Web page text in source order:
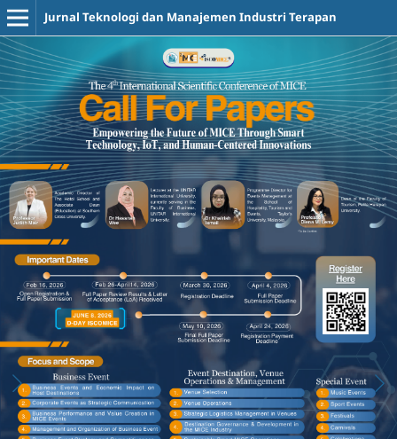
Jurnal Teknologi dan Manajemen Industri Terapan